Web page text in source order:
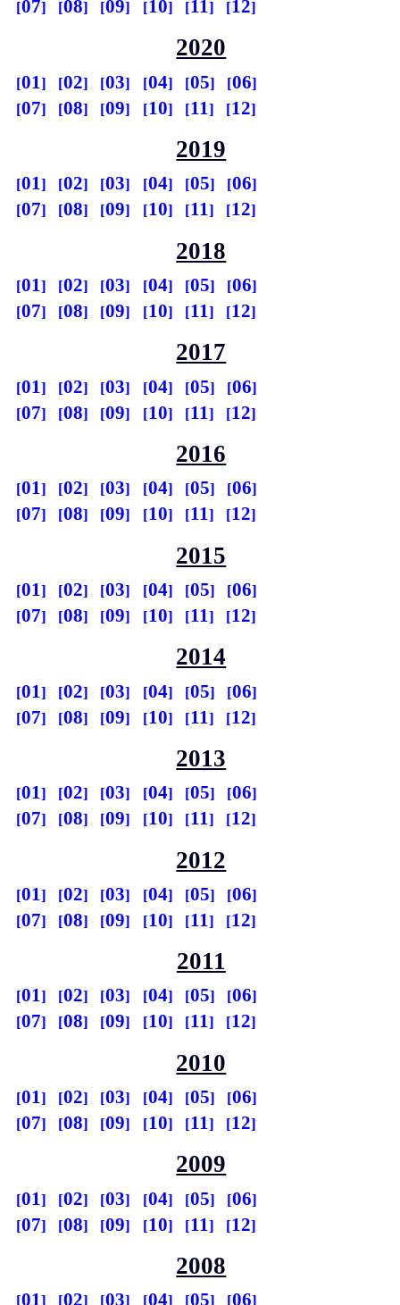
07 08 09 10 11 12
2020
01 02 03 04 05
06
07
08 09 10 11 12
2019
01 02 03 04 05
06
07
08 09 10 11 12
2018
01 02 03 04 05
06
07
08 09 10 11 12
2017
01 02 03 04 05
06
07
08 09 10 11 12
2016
01 02 03 04 05
06
07
08 09 10 11 12
2015
01 02 03 04 05
06
07
08 09 10 11 12
2014
01 02 03 04 05
06
07
08 09 10 11 12
2013
01 02 03 04 05
06
07
08 09 10 11 12
2012
01 02 03 04 05
06
07
08 09 10 11 12
2011
01 02 03 04 05
06
07
08 09 10 11 12
2010
01 02 03 04 05
06
07
08 09 10 11 12
2009
01 02 03 04 05
06
07
08 09 10 11 12
2008
01 02 03 04 05
06